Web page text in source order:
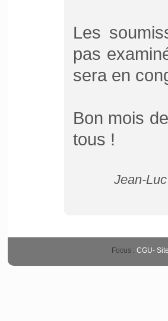
Les
pas
sera en
Bon mois
tous !
Jean-
Focus : CGU-